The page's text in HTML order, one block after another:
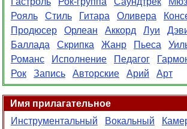
Рояль
Стиль Гитара Оливера
Продюсер
Орлеан Аккорд Луи
Баллада
Скрипка Жанр Пьеса
Романс
Исполнение Педагог
Рок
Запись Авторские Арий Арт
Имя прилагательное
Инструментальный
Вокальный